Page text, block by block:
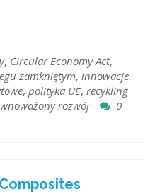
, Circular Economy Act,
zamkniętym, innowacje,
, polityka UE, recykling
rozwój
0